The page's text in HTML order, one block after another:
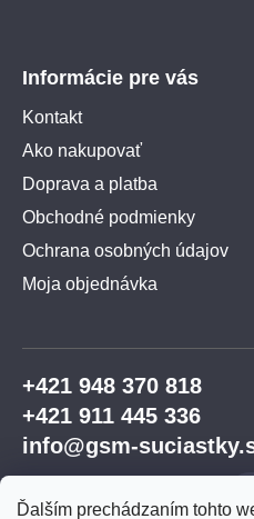
Ďalším prechádzaním tohto
Informácie pre vás
Kontakt
Ako nakupovať
Doprava a platba
Obchodné podmienky
Ochrana osobných údajov
Moja objednávka
+421 948 370 818
+421 911 445 336
info@gsm-